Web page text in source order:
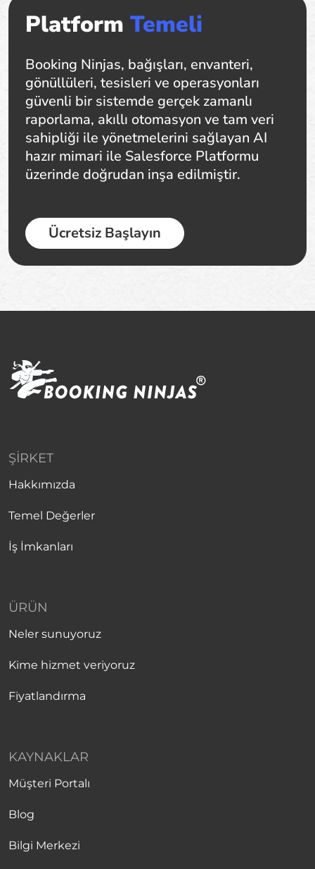
Platform Temeli
Booking Ninjas, bağışları, envanteri,
gönüllüleri, tesisleri ve operasyonları
güvenli bir sistemde gerçek zamanlı
raporlama, akıllı otomasyon ve tam veri
sahipliği ile yönetmelerini sağlayan AI
hazır mimari ile Salesforce Platformu
üzerinde doğrudan inşa edilmiştir.
Ücretsiz Başlayın
ŞIRKET
Hakkımızda
Temel Değerler
İş İmkanları
ÜRÜN
Neler sunuyoruz
Kime hizmet veriyoruz
Fiyatlandırma
KAYNAKLAR
Müşteri Portalı
Blog
Bilgi Merkezi